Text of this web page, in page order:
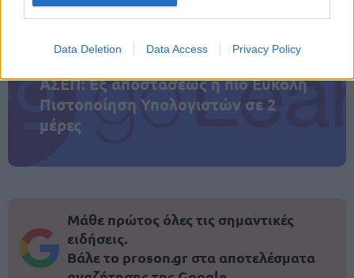
Data Deletion Data Access Privacy Policy
ΑΣΕΠ: Εξ αποστάσεως η πιο Εύκολη
Πιστοποίηση Υπολογιστών σε 2
μέρες
Μάθε πρώτος όλες τις σημαντικές
ειδήσεις.
Βάλε το proson.gr στα αποτελέσματα